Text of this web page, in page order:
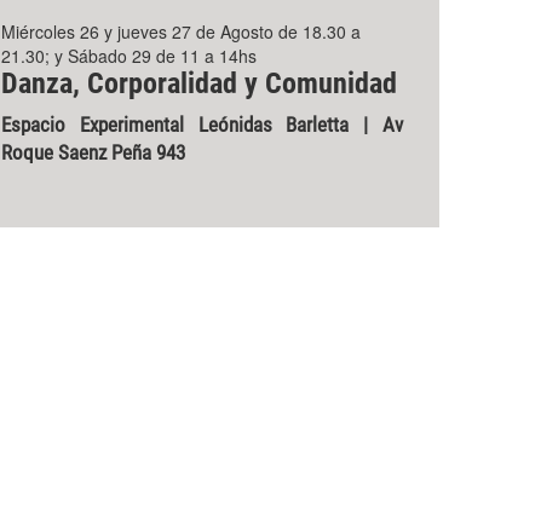
Miércoles 26 y jueves 27 de Agosto de 18.30 a
21.30; y Sábado 29 de 11 a 14hs
Danza, Corporalidad y Comunidad
Espacio Experimental Leónidas Barletta | Av
Roque Saenz Peña 943